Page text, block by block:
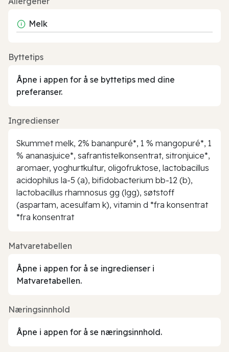
Melk
Byttetips
Åpne i appen for å se byttetips med dine
preferanser.
Ingredienser
Skummet melk, 2% bananpuré*, 1 % mangopuré*, 1
% ananasjuice*, safrantistelkonsentrat, sitronjuice*,
aromaer, yoghurtkultur, oligofruktose, lactobacillus
acidophilus la-5 (a), bifidobacterium bb-12 (b),
lactobacillus rhamnosus gg (lgg), søtstoff
(aspartam, acesulfam k), vitamin d *fra konsentrat
*fra konsentrat
Matvaretabellen
Åpne i appen for å se ingredienser i
Matvaretabellen.
Næringsinnhold
Åpne i appen for å se næringsinnhold.